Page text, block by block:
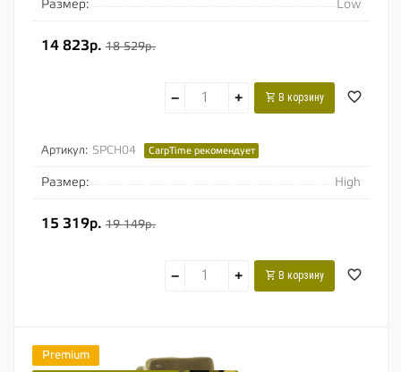
Размер: Low
14 823р. 18 529р.
− + В корзину
Артикул: SPCH04 CarpTime рекомендует
Размер: High
15 319р. 19 149р.
− + В корзину
Premium